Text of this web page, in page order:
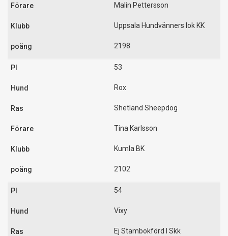
Malin Pettersson
Uppsala Hundvänners lok KK
2198
53
Rox
Shetland Sheepdog
Tina Karlsson
Kumla BK
2102
54
Vixy
Ej Stambokförd I Skk